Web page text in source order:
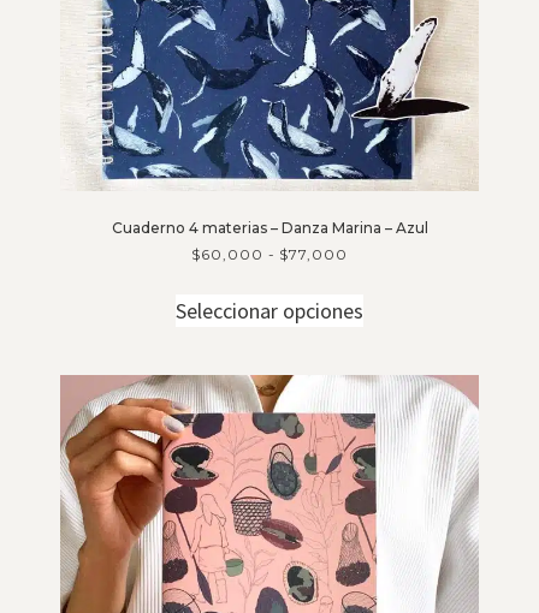
Cuaderno 4 materias – Danza Marina – Azul
$60,000 - $77,000
Seleccionar opciones